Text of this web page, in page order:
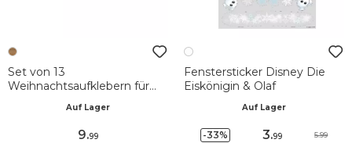
Set von 13
Weihnachtsaufklebern für
HeiligabendAuf Lager
9.99
Fenstersticker Disney Die
Eiskönigin & Olaf
Auf Lager
-33% 3.99 5.99